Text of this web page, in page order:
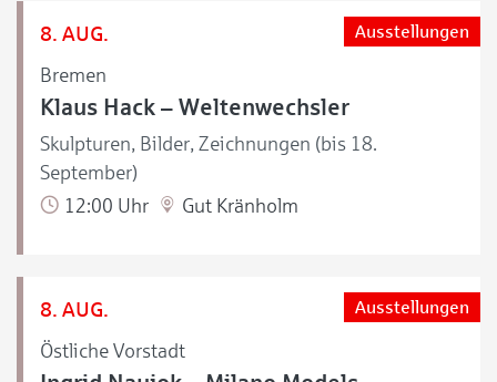
8. AUG.
Bremen
Ausstellungen
Klaus Hack – Weltenwechsler
Skulpturen, Bilder, Zeichnungen (bis 18.
September)
12:00 Uhr
Gut Kränholm
8. AUG.
Östliche Vorstadt
Ausstellungen